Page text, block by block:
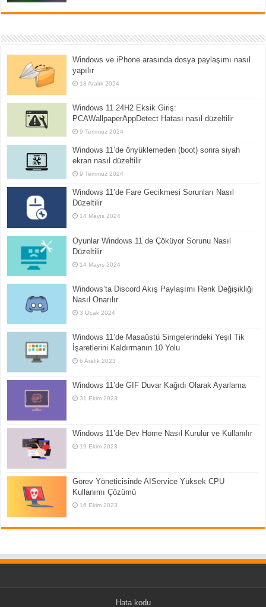
Windows ve iPhone arasında dosya paylaşımı nasıl
yapılır
18 Aralık 2024
Windows 11 24H2 Eksik Giriş:
PCAWallpaperAppDetect Hatası nasıl düzeltilir
9 Temmuz 2024
Windows 11’de önyüklemeden (boot) sonra siyah
ekran nasıl düzeltilir
9 Temmuz 2024
Windows 11’de Fare Gecikmesi Sorunları Nasıl
Düzeltilir
14 Mayıs 2024
Oyunlar Windows 11 de Çöküyor Sorunu Nasıl
Düzeltilir
14 Mayıs 2024
Windows’ta Discord Akış Paylaşımı Renk Değişikliği
Nasıl Onarılır
3 Ocak 2024
Windows 11’de Masaüstü Simgelerindeki Yeşil Tik
İşaretlerini Kaldırmanın 10 Yolu
6 Aralık 2023
Windows 11’de GIF Duvar Kağıdı Olarak Ayarlama
31 Ekim 2023
Windows 11’de Dev Home Nasıl Kurulur ve Kullanılır
19 Ekim 2023
Görev Yöneticisinde AIService Yüksek CPU
Kullanımı Çözümü
16 Ekim 2023
Hata kodu